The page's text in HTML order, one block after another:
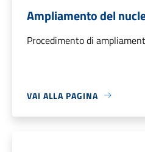
Ampliamento del
Procedimento di
VAI ALLA PAGINA